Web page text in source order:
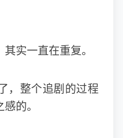
实一直在重复。
，整个追剧的过程
的。